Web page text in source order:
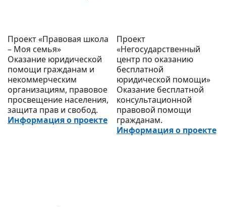
Проект «Правовая школа
– Моя семья»
Оказание юридической
помощи гражданам и
некоммерческим
организациям, правовое
просвещение населения,
защита прав и свобод.
Информация о проекте
Проект
«Негосударственный
центр по оказанию
бесплатной
юридической помощи»
Оказание бесплатной
консультационной
правовой помощи
гражданам.
Информация о проекте